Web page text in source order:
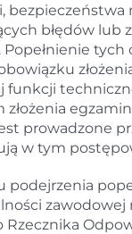
błędów lub
Popełnienie
funkcji
złożenia
prowadzone
w tym
podejrzenia
zawodowej
Rzecznika